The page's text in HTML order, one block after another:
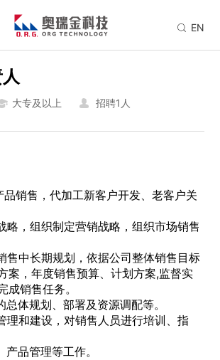
EN
大专及以上 招聘1人
品销售，代加工新客户开发、老客户关
略，组织制定营销战略，组织市场销售
售中长期规划，依据公司整体销售目标
案，年度销售预算、计划方案,监督实
成销售任务。
总体规划、部署及资源调配等。
理和建设，对销售人员进行培训、指
品管理等工作。